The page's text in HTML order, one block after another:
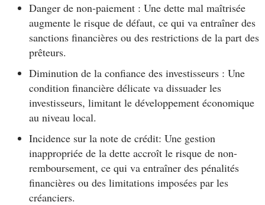
Danger de non-paiement : Une dette mal maîtrisée
augmente le risque de défaut, ce qui va entraîner des
sanctions financières ou des restrictions de la part des
prêteurs.
Diminution de la confiance des investisseurs : Une
condition financière délicate va dissuader les
investisseurs, limitant le développement économique
au niveau local.
Incidence sur la note de crédit: Une gestion
inappropriée de la dette accroît le risque de non-
remboursement, ce qui va entraîner des pénalités
financières ou des limitations imposées par les
créanciers.